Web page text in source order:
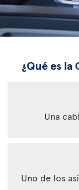
¿Qué es la
Una
Uno de los